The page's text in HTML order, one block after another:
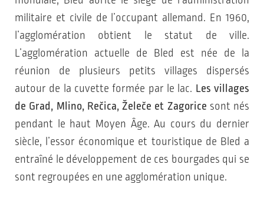
militaire et civile de l’occupant allemand. En 1960,
l’agglomération obtient le statut de ville.
L’agglomération actuelle de Bled est née de la
réunion de plusieurs petits villages dispersés
autour de la cuvette formée par le lac. Les villages
de Grad, Mlino, Rečica, Želeče et Zagorice sont nés
pendant le haut Moyen Âge. Au cours du dernier
siècle, l’essor économique et touristique de Bled a
entraîné le développement de ces bourgades qui se
sont regroupées en une agglomération unique.